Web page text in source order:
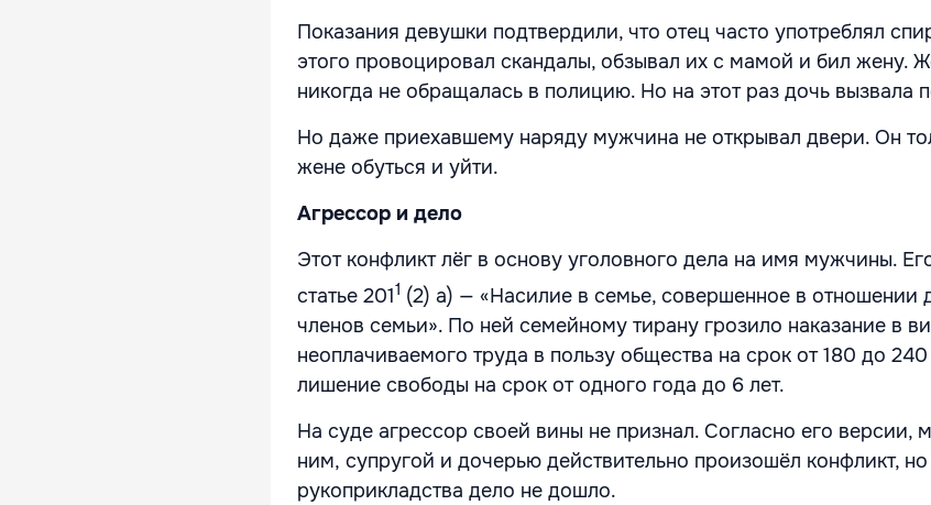
Показания девушки подтвердили, что отец часто употреблял
этого провоцировал скандалы, обзывал их с мамой и бил жену.
никогда не обращалась в полицию. Но на этот раз дочь вызвала
Но даже приехавшему наряду мужчина не открывал двери. Он
жене обуться и уйти.
Агрессор и дело
Этот конфликт лёг в основу уголовного дела на имя мужчины.
статье 2011 (2) а) — «Насилие в семье, совершенное в отношении
членов семьи». По ней семейному тирану грозило наказание в
неоплачиваемого труда в пользу общества на срок от 180 до
лишение свободы на срок от одного года до 6 лет.
На суде агрессор своей вины не признал. Согласно его версии,
ним, супругой и дочерью действительно произошёл конфликт,
рукоприкладства дело не дошло.